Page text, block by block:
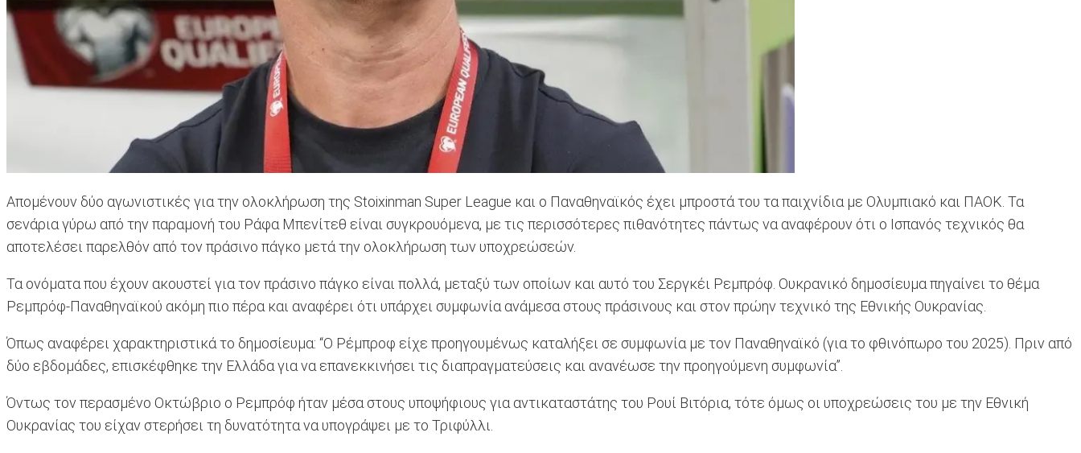
Απομένουν δύο αγωνιστικές για την ολοκλήρωση της Stoixinman Super League και ο Παναθηναϊκός έχει μπροστά του τα παιχνίδια με Ολυμπιακό και ΠΑΟΚ. Τα
σενάρια γύρω από την παραμονή του Ράφα Μπενίτεθ είναι συγκρουόμενα, με τις περισσότερες πιθανότητες πάντως να αναφέρουν ότι ο Ισπανός τεχνικός θα
αποτελέσει παρελθόν από τον πράσινο πάγκο μετά την ολοκλήρωση των υποχρεώσεών.
Τα ονόματα που έχουν ακουστεί για τον πράσινο πάγκο είναι πολλά, μεταξύ των οποίων και αυτό του Σεργκέι Ρεμπρόφ. Ουκρανικό δημοσίευμα πηγαίνει το θέμα
Ρεμπρόφ-Παναθηναϊκού ακόμη πιο πέρα και αναφέρει ότι υπάρχει συμφωνία ανάμεσα στους πράσινους και στον πρώην τεχνικό της Εθνικής Ουκρανίας.
Όπως αναφέρει χαρακτηριστικά το δημοσίευμα: “Ο Ρέμπροφ είχε προηγουμένως καταλήξει σε συμφωνία με τον Παναθηναϊκό (για το φθινόπωρο του 2025). Πριν από
δύο εβδομάδες, επισκέφθηκε την Ελλάδα για να επανεκκινήσει τις διαπραγματεύσεις και ανανέωσε την προηγούμενη συμφωνία”.
Όντως τον περασμένο Οκτώβριο ο Ρεμπρόφ ήταν μέσα στους υποψήφιους για αντικαταστάτης του Ρουί Βιτόρια, τότε όμως οι υποχρεώσεις του με την Εθνική
Ουκρανίας του είχαν στερήσει τη δυνατότητα να υπογράψει με το Τριφύλλι.